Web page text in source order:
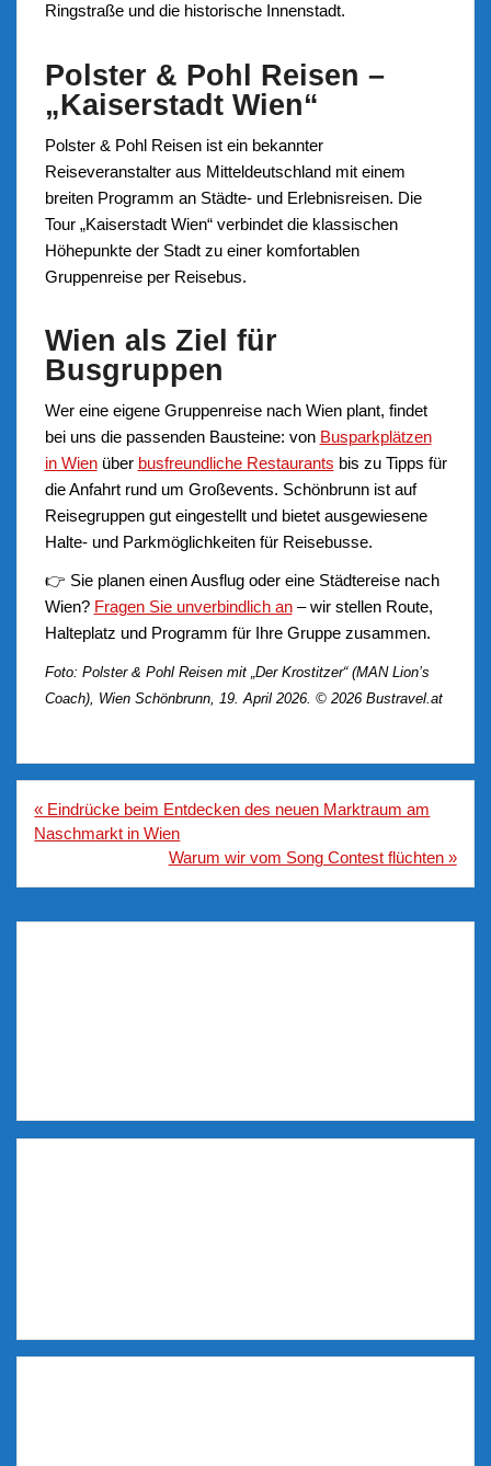
Ringstraße und die historische Innenstadt.
Polster & Pohl Reisen –
„Kaiserstadt Wien“
Polster & Pohl Reisen ist ein bekannter
Reiseveranstalter aus Mitteldeutschland mit einem
breiten Programm an Städte- und Erlebnisreisen. Die
Tour „Kaiserstadt Wien“ verbindet die klassischen
Höhepunkte der Stadt zu einer komfortablen
Gruppenreise per Reisebus.
Wien als Ziel für
Busgruppen
Wer eine eigene Gruppenreise nach Wien plant, findet
bei uns die passenden Bausteine: von Busparkplätzen
in Wienüber busfreundliche Restaurants bis zu Tipps für
die Anfahrt rund um Großevents. Schönbrunn ist auf
Reisegruppen gut eingestellt und bietet ausgewiesene
Halte- und Parkmöglichkeiten für Reisebusse.
👉 Sie planen einen Ausflug oder eine Städtereise nach
Wien? Fragen Sie unverbindlich an– wir stellen Route,
Halteplatz und Programm für Ihre Gruppe zusammen.
Foto: Polster & Pohl Reisen mit „Der Krostitzer“ (MAN Lion’s
Coach), Wien Schönbrunn, 19. April 2026. © 2026 Bustravel.at
Beitragsnavigation
« Eindrücke beim Entdecken des neuen Marktraum am
Naschmarkt in Wien
Warum wir vom Song Contest flüchten »